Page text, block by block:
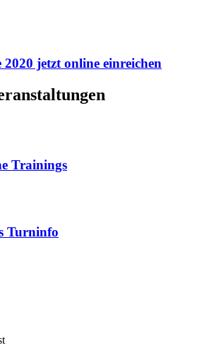
2020 jetzt online einreichen
Trainings
Turninfo